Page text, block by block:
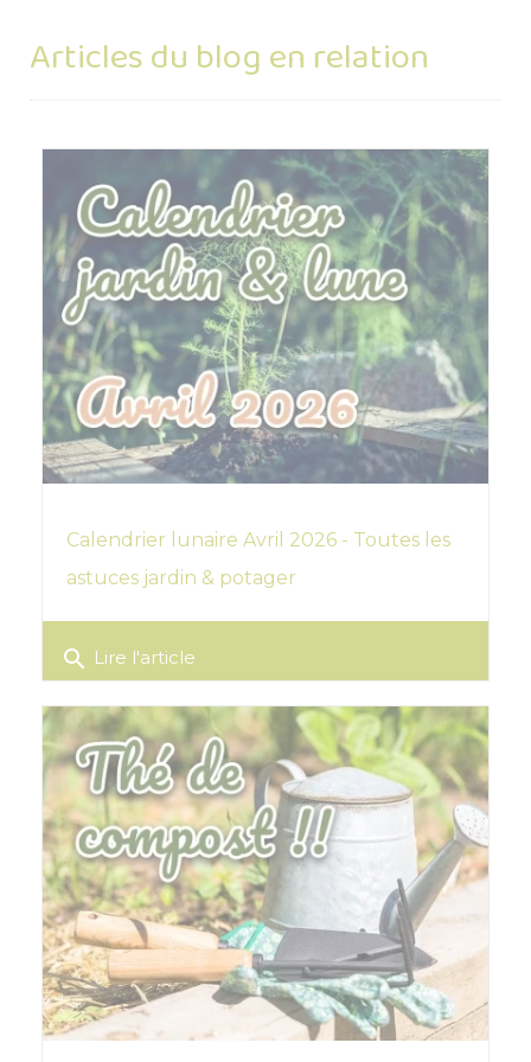
Articles du blog en relation
Calendrier lunaire Avril 2026 - Toutes les
astuces jardin & potager
search Lire l'article